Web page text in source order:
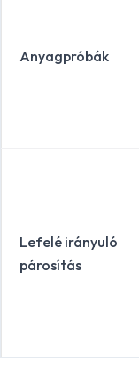
Anyagpróbák
Lefelé irányuló
párosítás